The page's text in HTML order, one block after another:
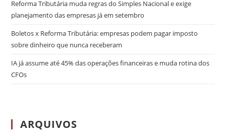
Reforma Tributária muda regras do Simples Nacional e exige
planejamento das empresas já em setembro
Boletos x Reforma Tributária: empresas podem pagar imposto
sobre dinheiro que nunca receberam
IA já assume até 45% das operações financeiras e muda rotina dos
CFOs
ARQUIVOS